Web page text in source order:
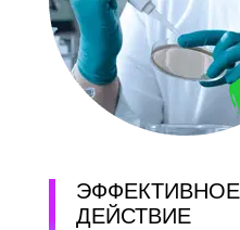
ЭФФЕКТИВНОЕ
ДЕЙСТВИЕ